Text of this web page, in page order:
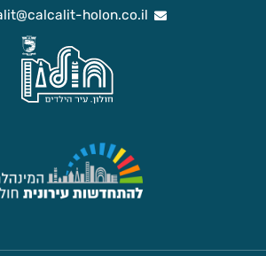
holon.co.il